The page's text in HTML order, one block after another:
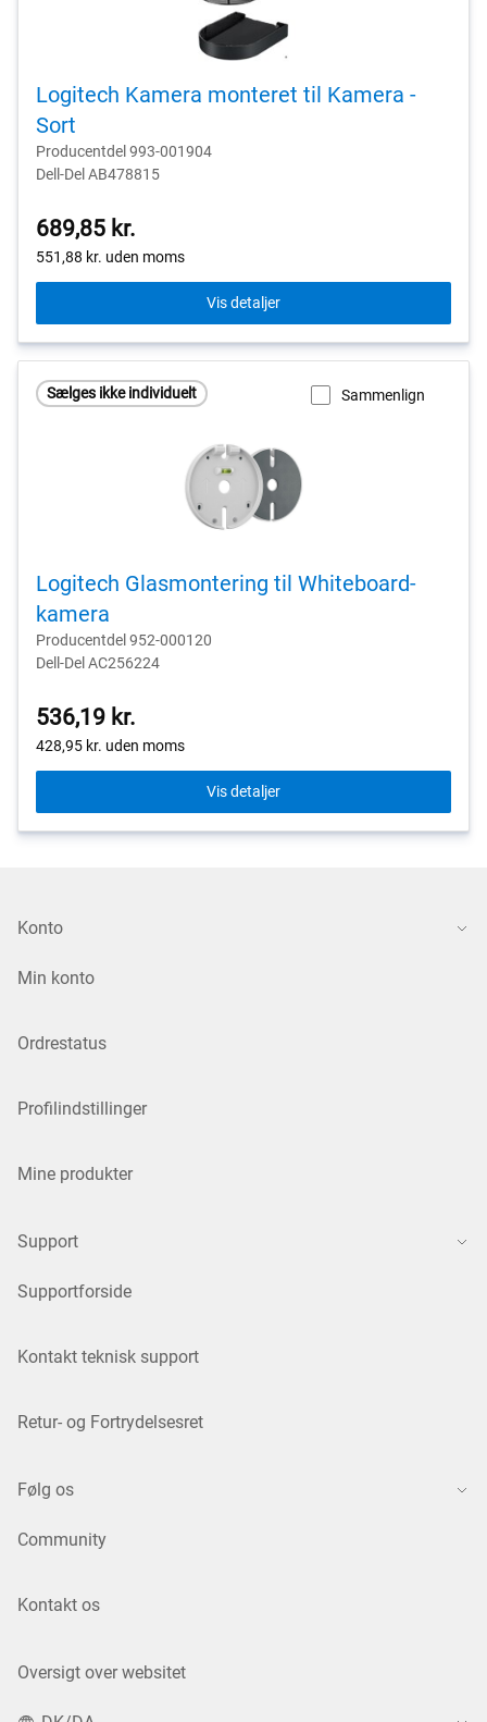
Logitech Kamera monteret til Kamera -
Sort
Producentdel 993-001904
Dell-Del AB478815
689,85 kr.
551,88 kr. uden moms
Vis detaljer
Sælges ikke individuelt Sammenlign
Logitech Glasmontering til Whiteboard-
kamera
Producentdel 952-000120
Dell-Del AC256224
536,19 kr.
428,95 kr. uden moms
Vis detaljer
Konto
Min konto
Ordrestatus
Profilindstillinger
Mine produkter
Support
Supportforside
Kontakt teknisk support
Retur- og Fortrydelsesret
Følg os
Community
Kontakt os
Oversigt over websitet